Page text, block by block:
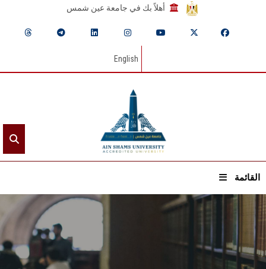
أهلاً بك في جامعة عين شمس
English
القائمة
الرئيسيـة
عن الجامعة